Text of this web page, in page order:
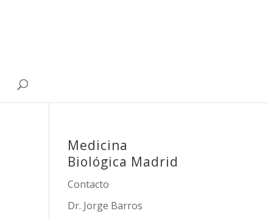
Medicina
Biológica Madrid
Contacto
Dr. Jorge Barros